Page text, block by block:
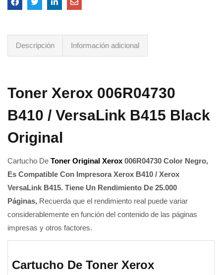
Descripción Información adicional
Toner Xerox 006R04730
B410 / VersaLink B415 Black
Original
Cartucho De Toner Original Xerox 006R04730 Color Negro,
Es Compatible Con Impresora Xerox B410 / Xerox
VersaLink B415. Tiene Un Rendimiento De 25.000
Páginas, Recuerda que el rendimiento real puede variar
considerablemente en función del contenido de las páginas
impresas y otros factores.
Cartucho De Toner Xerox